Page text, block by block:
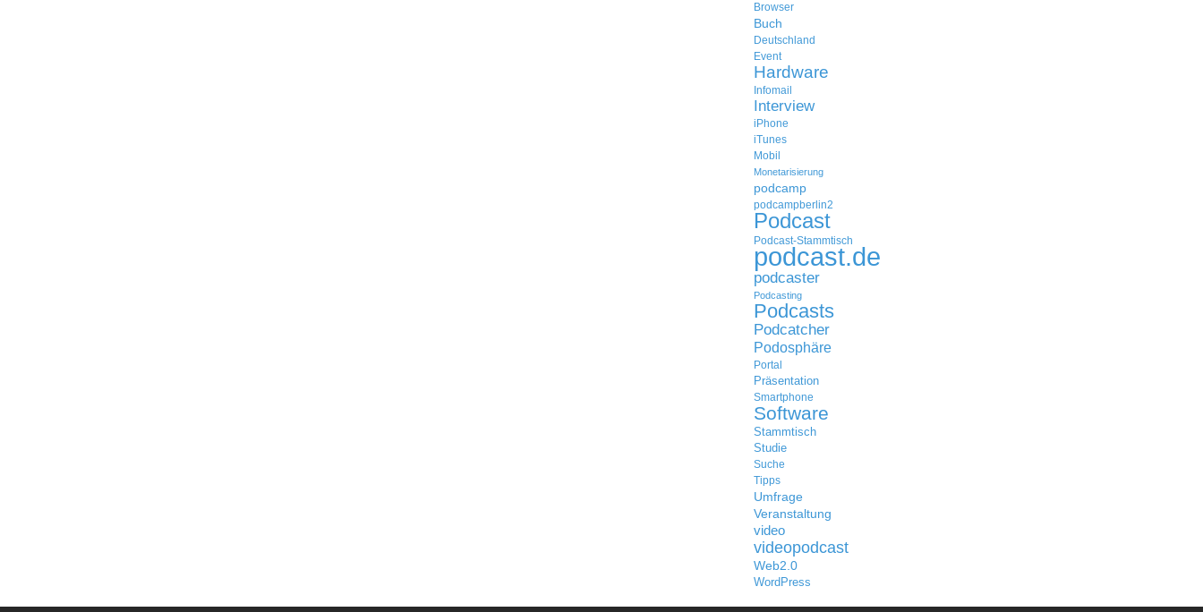
Browser
Buch
Deutschland
Event
Hardware
Infomail
Interview
iPhone
iTunes
Mobil
Monetarisierung
podcamp
podcampberlin2
Podcast
Podcast-Stammtisch
podcast.de
podcaster
Podcasting
Podcasts
Podcatcher
Podosphäre
Portal
Präsentation
Smartphone
Software
Stammtisch
Studie
Suche
Tipps
Umfrage
Veranstaltung
video
videopodcast
Web2.0
WordPress